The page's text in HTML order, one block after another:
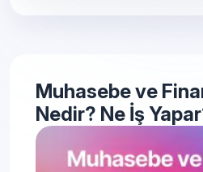
Muhasebe ve
Nedir? Ne İş